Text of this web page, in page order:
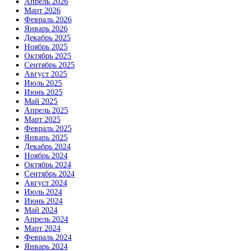
Март 2026
Февраль 2026
Январь 2026
Декабрь 2025
Ноябрь 2025
Октябрь 2025
Сентябрь 2025
Август 2025
Июль 2025
Июнь 2025
Май 2025
Апрель 2025
Март 2025
Февраль 2025
Январь 2025
Декабрь 2024
Ноябрь 2024
Октябрь 2024
Сентябрь 2024
Август 2024
Июль 2024
Июнь 2024
Май 2024
Апрель 2024
Март 2024
Февраль 2024
Январь 2024